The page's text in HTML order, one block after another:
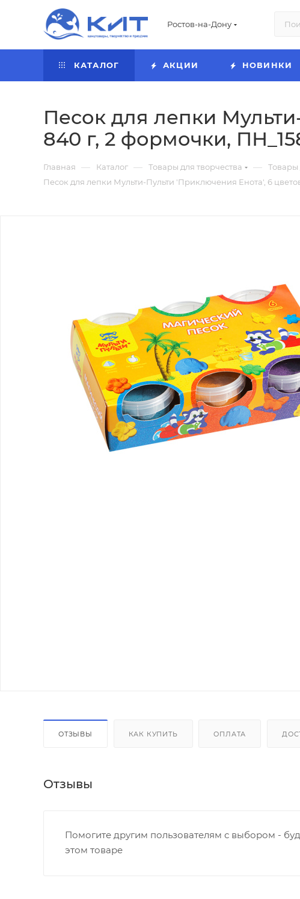
Ростов-на-Дону
КАТАЛОГ АКЦИИ НОВИНКИ
Песок для лепки
840 г, 2 формочки,
Главная — Каталог — Товары для творчества — Товары
Песок для лепки Мульти-Пульти 'Приключения Енота', 6
ОТЗЫВЫ КАК КУПИТЬ ОПЛАТА
Отзывы
Помогите другим пользователям с выбором -
этом товаре